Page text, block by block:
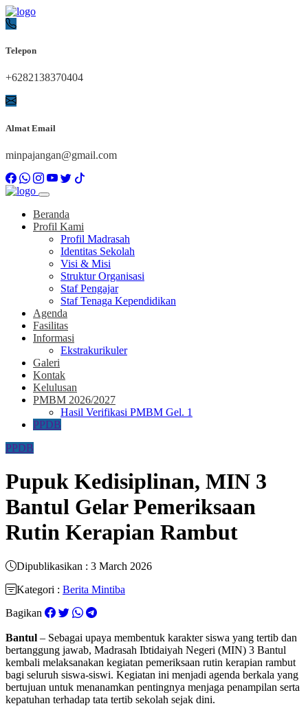
Telepon
+6282138370404
Almat Email
minpajangan@gmail.com
Beranda
Profil Kami
Profil Madrasah
Identitas Sekolah
Visi & Misi
Struktur Organisasi
Staf Pengajar
Staf Tenaga Kependidikan
Agenda
Fasilitas
Informasi
Ekstrakurikuler
Galeri
Kontak
Kelulusan
PMBM 2026/2027
Hasil Verifikasi PMBM Gel. 1
PPDB
PPDB
Pupuk Kedisiplinan, MIN 3
Bantul Gelar Pemeriksaan
Rutin Kerapian Rambut
Dipublikasikan : 3 March 2026
Kategori : Berita Mintiba
Bagikan
Bantul – Sebagai upaya membentuk karakter siswa yang tertib dan
bertanggung jawab, Madrasah Ibtidaiyah Negeri (MIN) 3 Bantul
kembali melaksanakan kegiatan pemeriksaan rutin kerapian rambut
bagi seluruh siswa-siswi. Kegiatan ini menjadi agenda berkala yang
bertujuan untuk menanamkan pentingnya menjaga penampilan serta
kepatuhan terhadap tata tertib sekolah sejak dini.